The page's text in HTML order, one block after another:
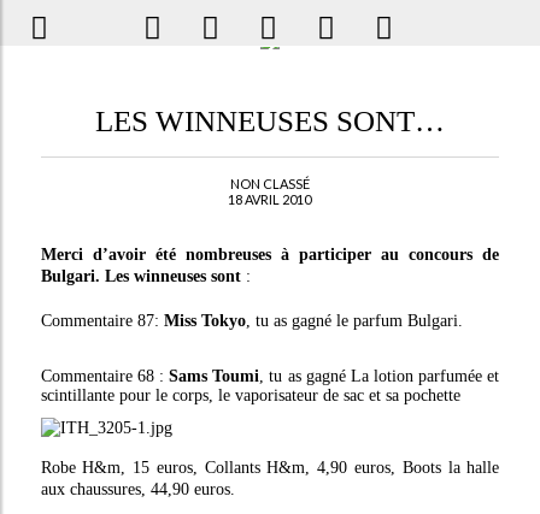
LES WINNEUSES SONT…
NON CLASSÉ
18 AVRIL 2010
Merci d’avoir été nombreuses à participer au concours de
Bulgari. Les winneuses sont:
Commentaire 87: Miss Tokyo, tu as gagné le parfum Bulgari.
Commentaire 68 :Sams Toumi, tu as gagné La lotion parfumée et
scintillante pour le corps, le vaporisateur de sac et sa pochette
Robe H&m, 15 euros, Collants H&m, 4,90 euros, Boots la halle
aux chaussures, 44,90 euros.